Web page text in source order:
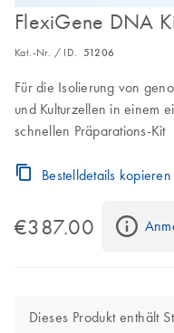
FlexiGene DNA
Kat.-Nr. / ID.51206
Für die Isolierung von
und Kulturzellen in einem
schnellen Präparations-Kit
Bestelldetails kopieren
€387.00
Dieses Produkt enthält